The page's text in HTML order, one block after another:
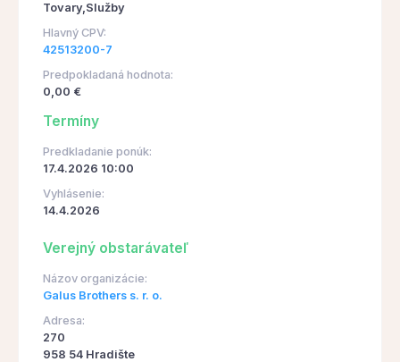
Tovary,Služby
Hlavný CPV:
42513200-7
Predpokladaná hodnota:
0,00 €
Termíny
Predkladanie ponúk:
17.4.2026 10:00
Vyhlásenie:
14.4.2026
Verejný obstarávateľ
Názov organizácie:
Galus Brothers s. r. o.
Adresa:
270
958 54 Hradište